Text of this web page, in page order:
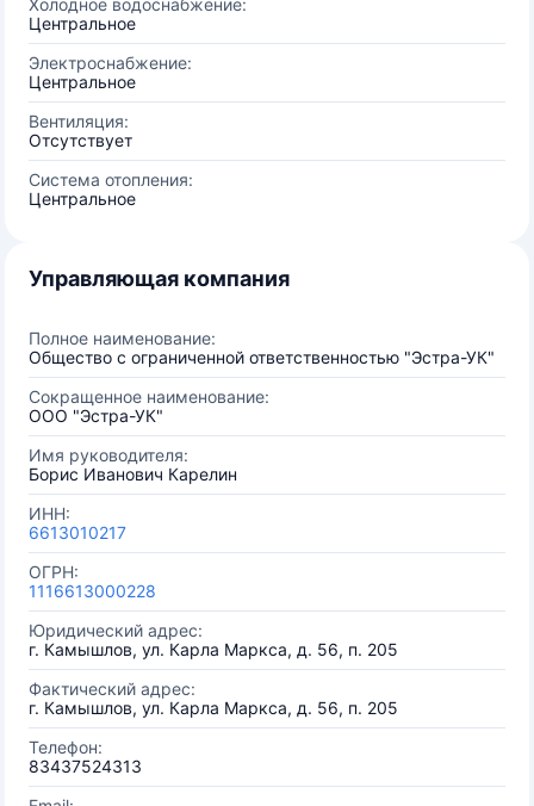
Холодное водоснабжение:
Центральное
Электроснабжение:
Центральное
Вентиляция:
Отсутствует
Система отопления:
Центральное
Управляющая компания
Полное наименование:
Общество с ограниченной ответственностью "Эстра-УК"
Сокращенное наименование:
ООО "Эстра-УК"
Имя руководителя:
Борис Иванович Карелин
ИНН:
6613010217
ОГРН:
1116613000228
Юридический адрес:
г. Камышлов, ул. Карла Маркса, д. 56, п. 205
Фактический адрес:
г. Камышлов, ул. Карла Маркса, д. 56, п. 205
Телефон:
83437524313